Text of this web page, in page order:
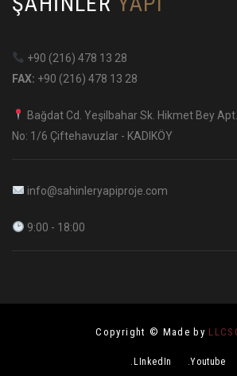
+90 (216) 478 13 28
FAX: +90 (216) 478 13 28
Bağdat Cd. Yeşilbahar Sk. Hikmet Bey Apt.
No: 1/6 Çiftehavuzlar - KADIKÖY
info@sahinleryapiproje.com
9:00 - 18:00
Copyright © Made by
.LInkedIn .Youtube